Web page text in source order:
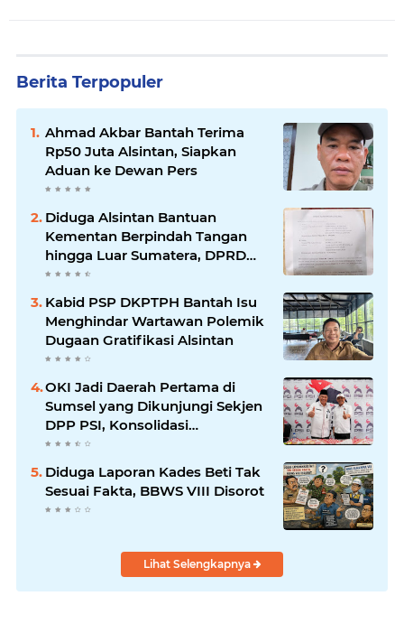
Berita Terpopuler
Ahmad Akbar Bantah Terima
Rp50 Juta Alsintan, Siapkan
Aduan ke Dewan Pers
Diduga Alsintan Bantuan
Kementan Berpindah Tangan
hingga Luar Sumatera, DPRD
Sumsel Minta Aparat Usut
Tuntas
Kabid PSP DKPTPH Bantah Isu
Menghindar Wartawan Polemik
Dugaan Gratifikasi Alsintan
OKI Jadi Daerah Pertama di
Sumsel yang Dikunjungi Sekjen
DPP PSI, Konsolidasi
Pembentukan DPRT Dimulai
Diduga Laporan Kades Beti Tak
Sesuai Fakta, BBWS VIII Disorot
Lihat Selengkapnya